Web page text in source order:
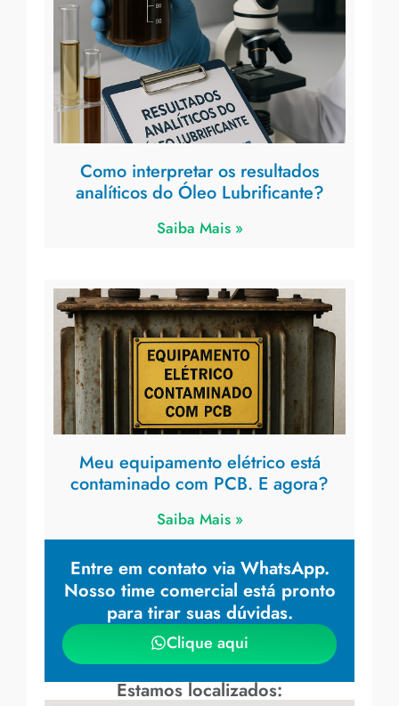
Como interpretar os resultados
analíticos do Óleo Lubrificante?
Saiba Mais »
Meu equipamento elétrico está
contaminado com PCB. E agora?
Saiba Mais »
Entre em contato via WhatsApp.
Nosso time comercial está pronto
para tirar suas dúvidas.
Clique aqui
Estamos localizados: